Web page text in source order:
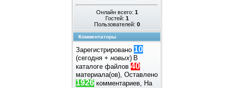
Онлайн всего: 1
Гостей: 1
Пользователей: 0
Комментаторы
Зарегистрировано 10
(сегодня + новых) В
каталоге файлов 40
материала(ов), Оставлено
1926 комментариев, На